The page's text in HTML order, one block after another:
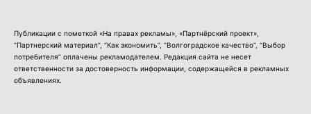
Публикации с пометкой «На правах рекламы», «Партнёрский проект»,
“Партнерский материал”, “Как экономить”, “Волгоградское качество”, “Выбор
потребителя” оплачены рекламодателем. Редакция сайта не несет
ответственности за достоверность информации, содержащейся в рекламных
объявлениях.